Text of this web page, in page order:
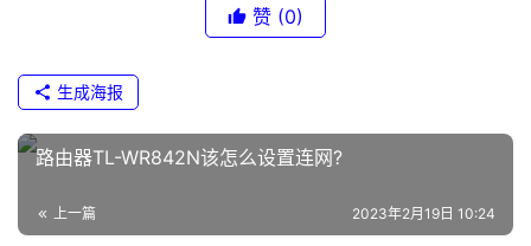
p
g
赞 (0)
生成海报
路由器TL-WR842N该怎么设置连网?
上一篇 2023年2月19日 10:24